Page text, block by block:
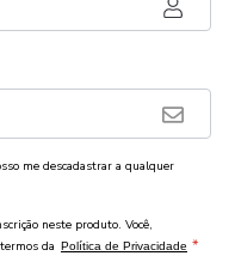
me descadastrar a qualquer
neste produto. Você,
da Política de Privacidade *